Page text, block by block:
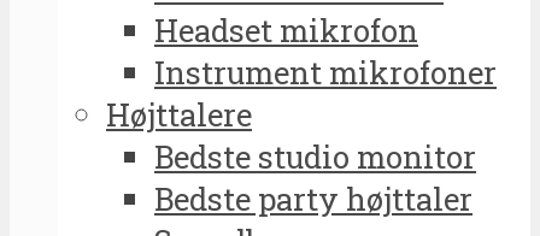
Headset mikrofon
Instrument mikrofoner
Højttalere
Bedste studio monitor
Bedste party højttaler